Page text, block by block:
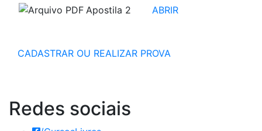
Apostila 2
ABRIR
CADASTRAR OU REALIZAR PROVA
Redes sociais